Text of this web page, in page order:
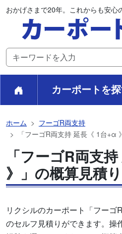
おかげさまで20年。これからも安心
カーポートを
ホーム
フーゴR両支持
「フーゴR両支持 延長《 1台+α
「フーゴR両支
》」の概算見積り
リクシルのカーポート「フーゴ
のセルフ見積りができます。操